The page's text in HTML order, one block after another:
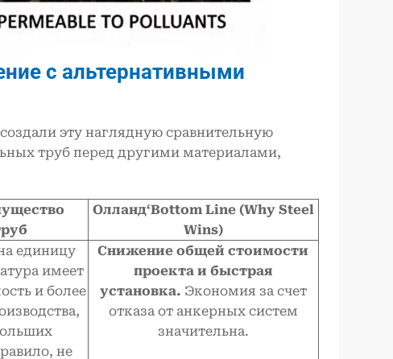
с альтернативными
эту наглядную сравнительную
труб перед другими материалами,
Олланд‘Bottom Line (Why Steel
Wins)
единицу
имеет
и более
не
Снижение общей стоимости
проекта и быстрая
установка. Экономия за счет
отказа от анкерных систем
значительна.